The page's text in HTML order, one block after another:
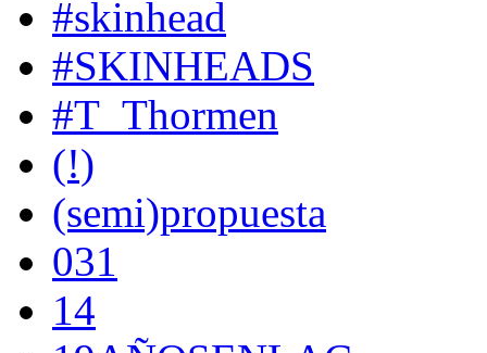
#skinhead
#SKINHEADS
#T_Thormen
(!)
(semi)propuesta
031
14